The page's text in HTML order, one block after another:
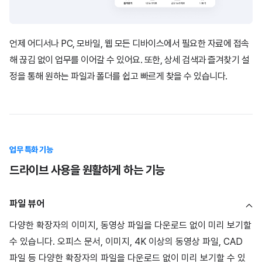
언제 어디서나 PC, 모바일, 웹 모든 디바이스에서 필요한 자료에 접속
해 끊김 없이 업무를 이어갈 수 있어요. 또한, 상세 검색과 즐겨찾기 설
정을 통해 원하는 파일과 폴더를 쉽고 빠르게 찾을 수 있습니다.
업무 특화 기능
드라이브 사용을 원활하게 하는 기능
파일 뷰어
다양한 확장자의 이미지, 동영상 파일을 다운로드 없이 미리 보기할
수 있습니다. 오피스 문서, 이미지, 4K 이상의 동영상 파일, CAD
파일 등 다양한 확장자의 파일을 다운로드 없이 미리 보기할 수 있